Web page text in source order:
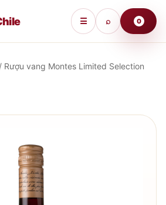
☰ ⌕ 0
/ Rượu vang Montes Limited Selection